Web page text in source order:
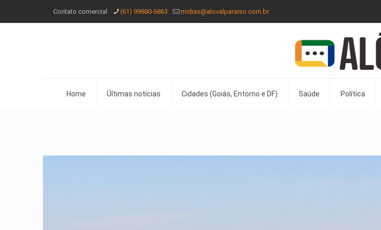
Contato comercial (61) 99880-6863 midias@alovalparaiso.com.br
Home Últimas notícias Cidades (Goiás, Entorno e DF) Saúde Política